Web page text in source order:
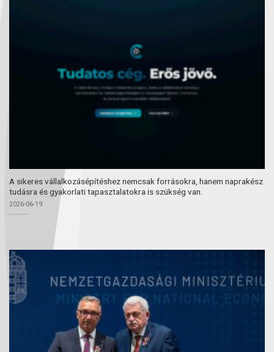
A sikeres vállalkozásépítéshez nemcsak forrásokra, hanem naprakész
tudásra és gyakorlati tapasztalatokra is szükség van.
2026-06-19